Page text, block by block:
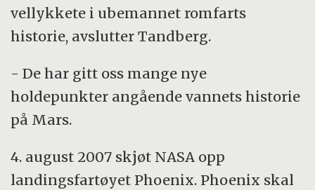
vellykkete i ubemannet romfarts
historie, avslutter Tandberg.
- De har gitt oss mange nye
holdepunkter angående vannets historie
på Mars.
4. august 2007 skjøt NASA opp
landingsfartøyet Phoenix. Phoenix skal